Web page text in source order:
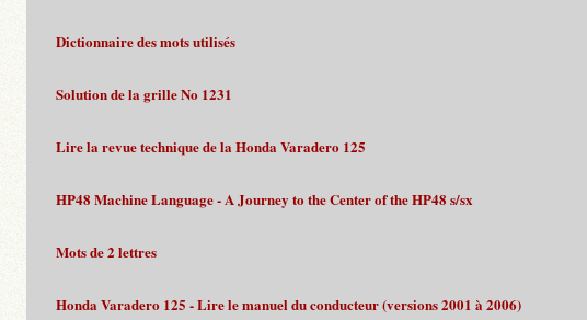
Dictionnaire des mots utilisés
Solution de la grille No 1231
Lire la revue technique de la Honda Varadero 125
HP48 Machine Language - A Journey to the Center of the HP48 s/sx
Mots de 2 lettres
Honda Varadero 125 - Lire le manuel du conducteur (versions 2001 à 2006)